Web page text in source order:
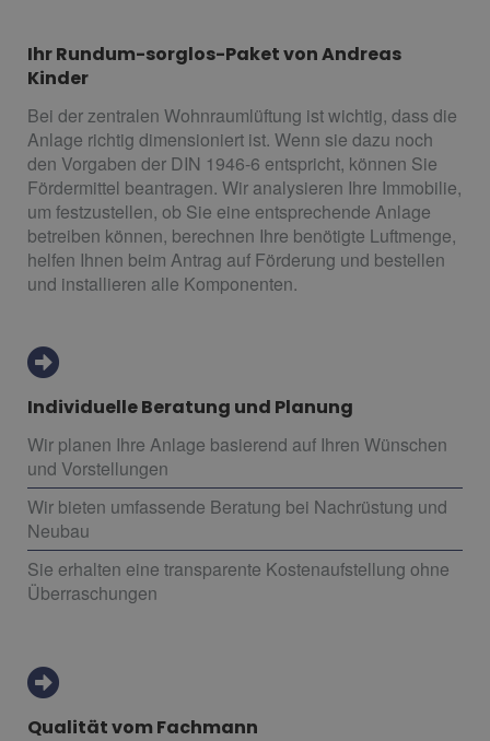
Ihr Rundum-sorglos-Paket von Andreas
Kinder
Bei der zentralen Wohnraumlüftung ist wichtig, dass die
Anlage richtig dimensioniert ist. Wenn sie dazu noch
den Vorgaben der DIN 1946-6 entspricht, können Sie
Fördermittel beantragen. Wir analysieren Ihre Immobilie,
um festzustellen, ob Sie eine entsprechende Anlage
betreiben können, berechnen Ihre benötigte Luftmenge,
helfen Ihnen beim Antrag auf Förderung und bestellen
und installieren alle Komponenten.
Individuelle Beratung und Planung
Wir planen Ihre Anlage basierend auf Ihren Wünschen
und Vorstellungen
Wir bieten umfassende Beratung bei Nachrüstung und
Neubau
Sie erhalten eine transparente Kostenaufstellung ohne
Überraschungen
Qualität vom Fachmann